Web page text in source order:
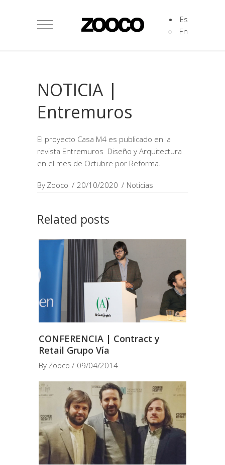
Es
En
NOTICIA |
Entremuros
El proyecto Casa M4 es publicado en la
revista Entremuros Diseño y Arquitectura
en el mes de Octubre por Reforma.
By Zooco 20/10/2020 Noticias
Related posts
CONFERENCIA | Contract y
Retail Grupo Vía
By Zooco 09/04/2014